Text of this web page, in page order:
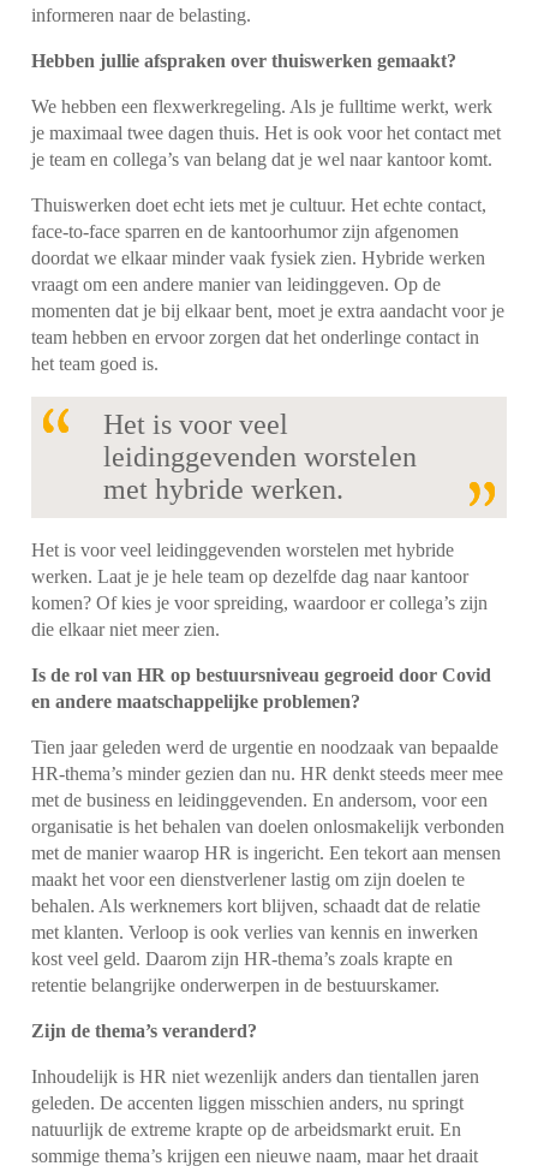
informeren naar de belasting.
Hebben jullie afspraken over thuiswerken gemaakt?
We hebben een flexwerkregeling. Als je fulltime werkt, werk
je maximaal twee dagen thuis. Het is ook voor het contact met
je team en collega’s van belang dat je wel naar kantoor komt.
Thuiswerken doet echt iets met je cultuur. Het echte contact,
face-to-face sparren en de kantoorhumor zijn afgenomen
doordat we elkaar minder vaak fysiek zien. Hybride werken
vraagt om een andere manier van leidinggeven. Op de
momenten dat je bij elkaar bent, moet je extra aandacht voor je
team hebben en ervoor zorgen dat het onderlinge contact in
het team goed is.
Het is voor veel
leidinggevenden worstelen
met hybride werken.
Het is voor veel leidinggevenden worstelen met hybride
werken. Laat je je hele team op dezelfde dag naar kantoor
komen? Of kies je voor spreiding, waardoor er collega’s zijn
die elkaar niet meer zien.
Is de rol van HR op bestuursniveau gegroeid door Covid
en andere maatschappelijke problemen?
Tien jaar geleden werd de urgentie en noodzaak van bepaalde
HR-thema’s minder gezien dan nu. HR denkt steeds meer mee
met de business en leidinggevenden. En andersom, voor een
organisatie is het behalen van doelen onlosmakelijk verbonden
met de manier waarop HR is ingericht. Een tekort aan mensen
maakt het voor een dienstverlener lastig om zijn doelen te
behalen. Alswerknemers kort blijven, schaadt dat de relatie
met klanten. Verloop is ook verlies van kennis en inwerken
kost veel geld. Daarom zijn HR-thema’s zoals krapte en
retentie belangrijke onderwerpen in de bestuurskamer.
Zijn de thema’s veranderd?
Inhoudelijk is HR niet wezenlijk anders dan tientallen jaren
geleden. De accenten liggen misschien anders, nu springt
natuurlijk de extreme krapte op de arbeidsmarkt eruit. En
sommige thema’s krijgen een nieuwe naam, maar het draait